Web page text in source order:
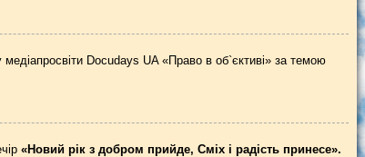
Docudays UA «Право в об`єктиві» за темою
«Новий рік з добром прийде, Сміх і радість принесе».